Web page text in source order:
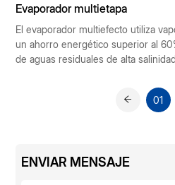
ENVIAR MENSAJE
Evaporador multietapa
El evaporador multiefecto utiliza
un ahorro energético superior al
de aguas residuales de alta
espacio mínimo, cuenta con un alto
y es apto para las industrias
01